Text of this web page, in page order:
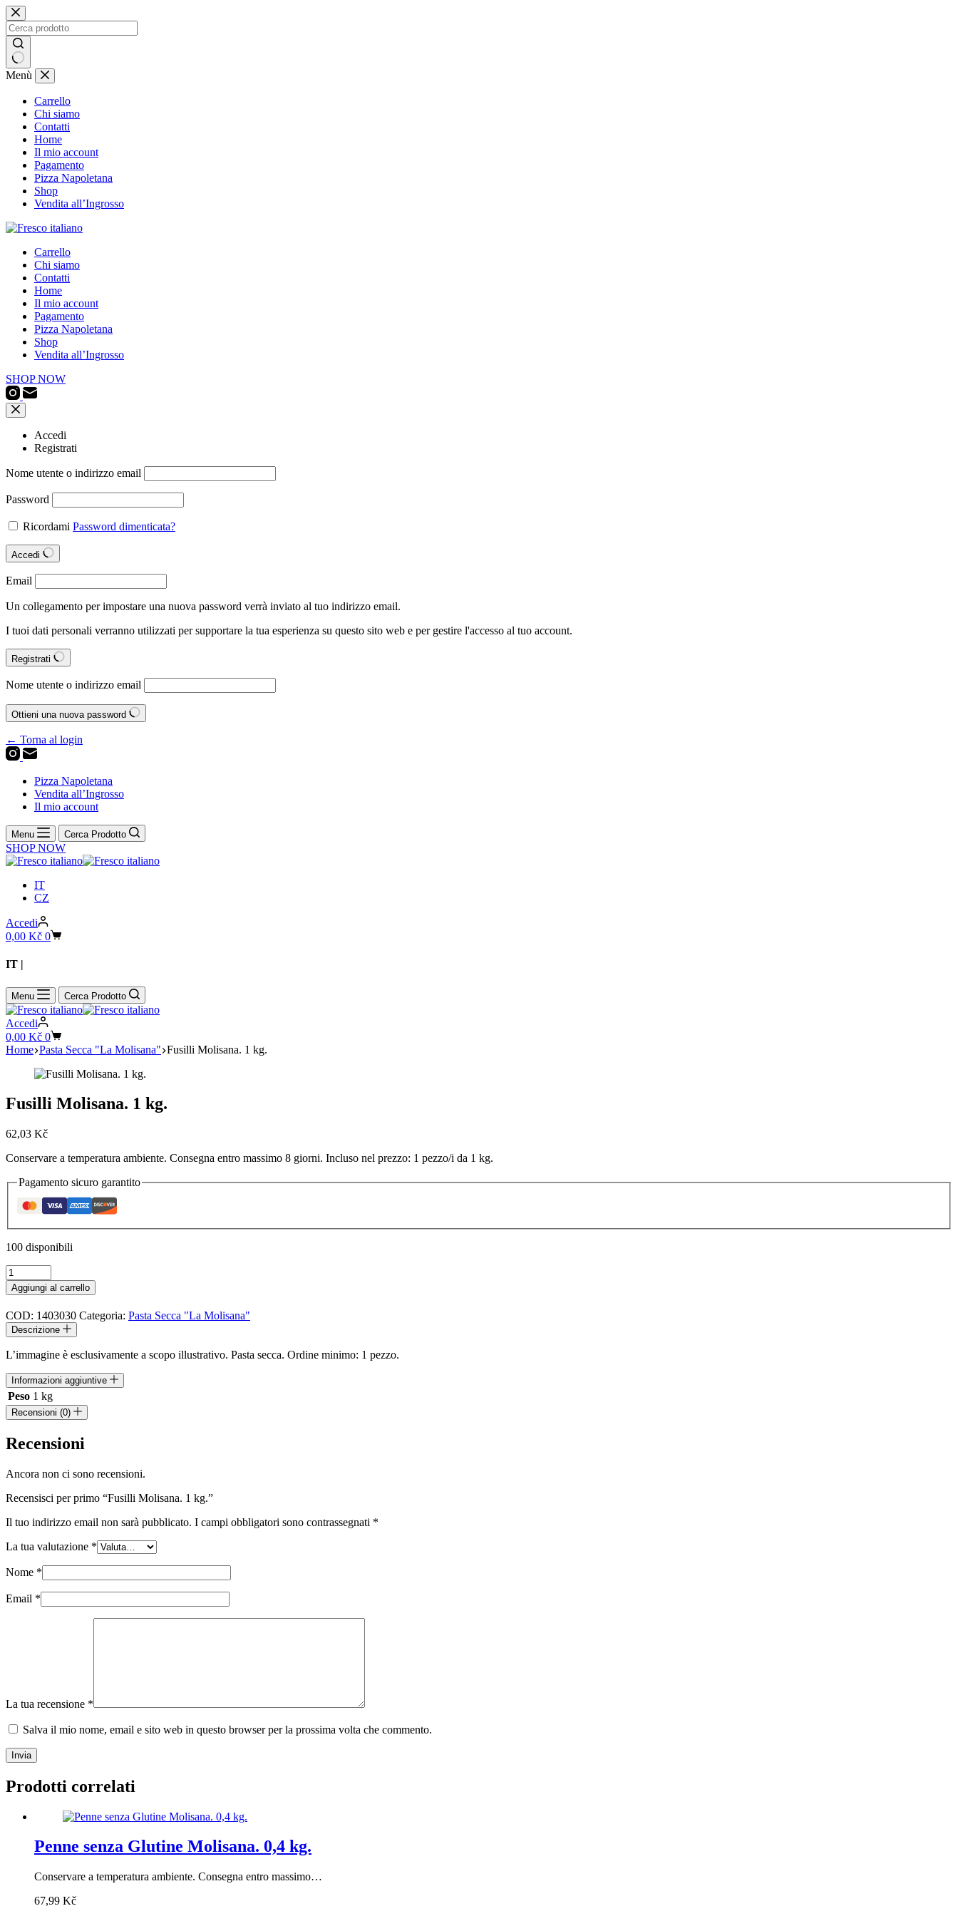
Salta
al
contenuto
Nessun
risultato
Menù
Carrello
Chi siamo
Contatti
Home
Il mio account
Pagamento
Pizza Napoletana
Shop
Vendita all’Ingrosso
Carrello
Chi siamo
Contatti
Home
Il mio account
Pagamento
Pizza Napoletana
Shop
Vendita all’Ingrosso
SHOP NOW
Accedi
Registrati
Nome utente o indirizzo email
Password
Ricordami Password dimenticata?
Accedi
Email
Un collegamento per impostare una nuova password verrà inviato al tuo indirizzo email.
I tuoi dati personali verranno utilizzati per supportare la tua esperienza su questo sito web e per gestire l'accesso al tuo account.
Registrati
Nome utente o indirizzo email
Ottieni una nuova password
← Torna al login
Pizza Napoletana
Vendita all’Ingrosso
Il mio account
Menu Cerca Prodotto
SHOP NOW
IT
CZ
Accedi
Carrello
0,00 Kč 0
IT |
Menu Cerca Prodotto
Accedi
Carrello
0,00 Kč 0
Home Pasta Secca "La Molisana" Fusilli Molisana. 1 kg.
Fusilli Molisana. 1 kg.
62,03 Kč
Conservare a temperatura ambiente. Consegna entro massimo 8 giorni. Incluso nel prezzo: 1 pezzo/i da 1 kg.
Pagamento sicuro garantito
100 disponibili
Fusilli
Molisana.
1
kg.
quantità
Aggiungi al carrello
COD: 1403030 Categoria: Pasta Secca "La Molisana"
Descrizione
L’immagine è esclusivamente a scopo illustrativo. Pasta secca. Ordine minimo: 1 pezzo.
Informazioni aggiuntive
Peso 1 kg
Recensioni (0)
Recensioni
Ancora non ci sono recensioni.
Recensisci per primo “Fusilli Molisana. 1 kg.”
Il tuo indirizzo email non sarà pubblicato. I campi obbligatori sono contrassegnati *
La tua valutazione *
Nome *
Email *
La tua recensione *
Salva il mio nome, email e sito web in questo browser per la prossima volta che commento.
Invia
Prodotti correlati
Penne senza Glutine Molisana. 0,4 kg.
Conservare a temperatura ambiente. Consegna entro massimo…
67,99 Kč